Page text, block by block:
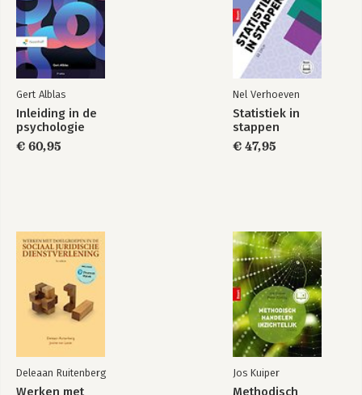
Omgaan met
conflicten op het
werk
Vuurhaarden,
pyromanen en
brandweermannen:
omgaan met
conflicten op het
werk
Bekijk alle boeken
Gert Alblas
Inleiding in de
psychologie
€ 60,95
Nel Verhoeven
Statistiek in
stappen
€ 47,95
Deleaan Ruitenberg
Werken met
Jos Kuiper
Methodisch